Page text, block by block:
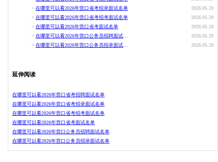
在哪里可以看2026年营口省考招录面试名单
2026.05.20
在哪里可以看2026年营口省考招考面试名单
2026.05.20
在哪里可以看2026年营口省考面试名单
2026.05.20
在哪里可以看2026年营口公务员招聘面试名单
2026.05.20
在哪里可以看2026年营口公务员招录面试名单
2026.05.20
延伸阅读
在哪里可以看2026年营口省考招聘面试名单
在哪里可以看2026年营口省考招录面试名单
在哪里可以看2026年营口省考招考面试名单
在哪里可以看2026年营口省考面试名单
在哪里可以看2026年营口公务员招聘面试名单
在哪里可以看2026年营口公务员招录面试名单